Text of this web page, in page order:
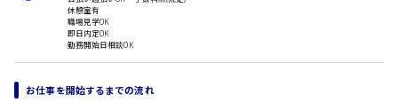
ラウンダー営業
休憩室有
職場見学OK
即日内定OK
勤務開始日相談OK
お仕事を開始するまでの流れ